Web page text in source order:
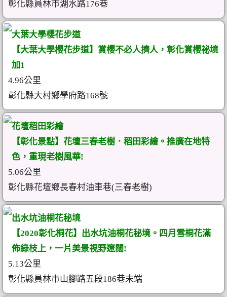
彰化縣員林市湖水路176巷
大葉大學櫻花步道
【大葉大學櫻花步道】賞櫻不必人擠人，彰化賞櫻祕境
加1
4.96公里
彰化縣大村鄉學府路168號
花壇稻田彩繪
【彰化景點】花壇三春老樹．稻田彩繪。推廣在地特
色，重現老樹風華!
5.06公里
彰化縣花壇鄉長春村油車巷(三春老樹)
出水坑油桐花秘境
【2020彰化桐花】出水坑油桐花秘境。四月雪桐花滿
佈綠枝上，一片美景視野遼闊!
5.13公里
彰化縣員林市山腳路五段186巷末端